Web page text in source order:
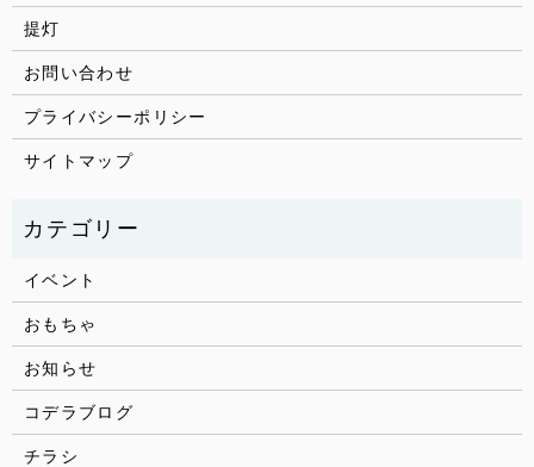
提灯
お問い合わせ
プライバシーポリシー
サイトマップ
イベント
おもちゃ
お知らせ
コデラブログ
チラシ